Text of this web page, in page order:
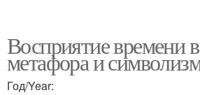
Восприятие времени
метафора и
Год/Year: